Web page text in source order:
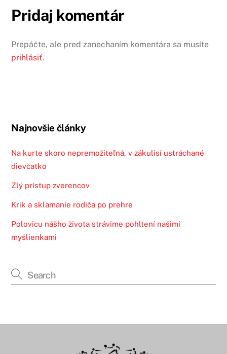
Pridaj komentár
Prepáčte, ale pred zanechaním komentára sa musíte
prihlásiť.
Najnovšie články
Na kurte skoro nepremožiteľná, v zákulisí ustráchané
dievčatko
Zlý prístup zverencov
Krik a sklamanie rodiča po prehre
Polovicu nášho života strávime pohltení našimi
myšlienkami